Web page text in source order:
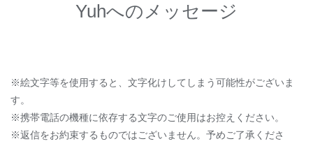
Yuhへのメッセージ
※絵文字等を使用すると、文字化けしてしまう可能性がございま
す。
※携帯電話の機種に依存する文字のご使用はお控えください。
※返信をお約束するものではございません。予めご了承くださ